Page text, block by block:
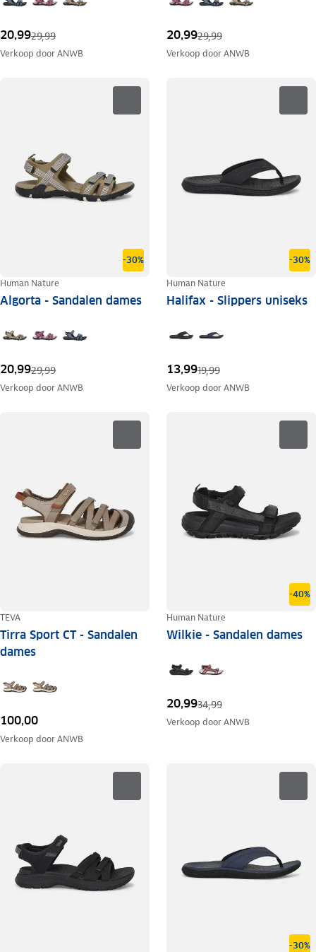
20,9929,99
Verkoop doorANWB
20,9929,99
Verkoop doorANWB
-30%
Human Nature
Algorta - Sandalen dames
20,9929,99
Verkoop doorANWB
-30%
Human Nature
Halifax - Slippers uniseks
13,9919,99
Verkoop doorANWB
TEVA
Tirra Sport CT - Sandalen
dames
100,00
Verkoop doorANWB
-40%
Human Nature
Wilkie - Sandalen dames
20,9934,99
Verkoop doorANWB
-30%